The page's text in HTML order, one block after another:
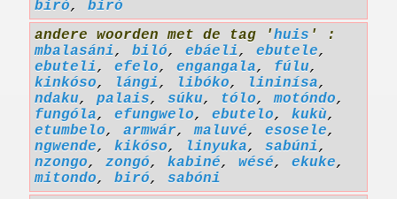
biró, biró
andere woorden met de tag 'huis ' :
mbalasáni, biló, ebáeli, ebutele,
ebuteli, efelo, engangala, fúlu,
kinkóso, lángi, libóko, lininísa,
ndaku, palais, súku, tólo,motóndo,
fungóla, efungwelo, ebutelo, kukù,
etumbelo, armwár,maluvé, esosele,
ngwende, kikóso, linyuka, sabúni,
nzongo, zongó, kabiné, wésé, ekuke,
mitondo, biró, sabóni